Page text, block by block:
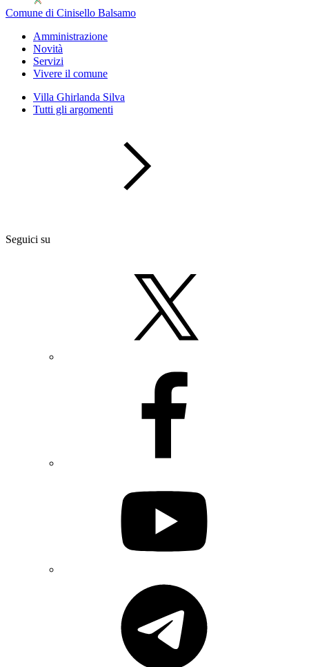
Comune di Cinisello Balsamo
Amministrazione
Novità
Servizi
Vivere il comune
Villa Ghirlanda Silva
Tutti gli argomenti
Seguici su